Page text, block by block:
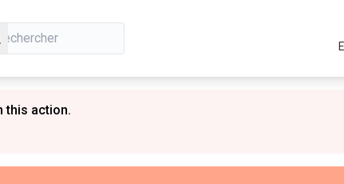
this action.